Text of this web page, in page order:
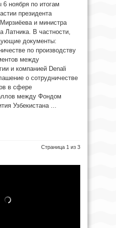
ноября по итогам
президента
и министра
Латника. В частности,
документы:
по производству
между
и компанией Denali
о сотрудничестве
в сфере
между Фондом
Узбекистана ...
Страница 1 из 3